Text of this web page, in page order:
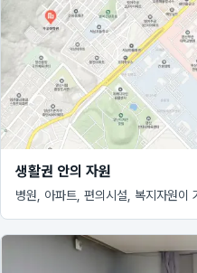
생활권 안의 자원
병원, 아파트, 편의시설, 복지자원이